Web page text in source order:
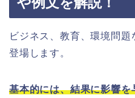
ビジネス、教育、環境問
登場します。
基本的には、結果に影響